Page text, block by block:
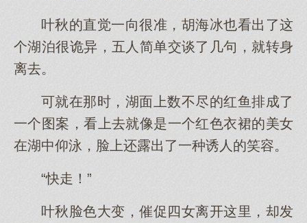
叶秋的直觉一向很准，胡海冰也看出了这
个湖泊很诡异，五人简单交谈了几句，就转身
离去。
可就在那时，湖面上数不尽的红鱼排成了
一个图案，看上去就像是一个红色衣裙的美女
在湖中仰泳，脸上还露出了一种诱人的笑容。
“快走！”
叶秋脸色大变，催促四女离开这里，却发